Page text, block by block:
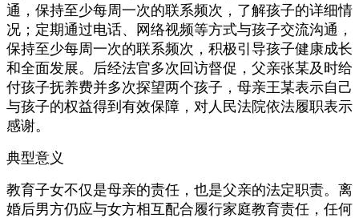
通，保持至少每周一次的联系频次，了解孩子的详细情
况；定期通过电话、网络视频等方式与孩子交流沟通，
保持至少每周一次的联系频次，积极引导孩子健康成长
和全面发展。后经法官多次回访督促，父亲张某及时给
付孩子抚养费并多次探望两个孩子，母亲王某表示自己
与孩子的权益得到有效保障，对人民法院依法履职表示
感谢。
典型意义
教育子女不仅是母亲的责任，也是父亲的法定职责。离
婚后男方仍应与女方相互配合履行家庭教育责任，任何